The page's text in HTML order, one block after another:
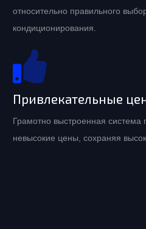
относительно правильного
кондиционирования.
Привлекательные
Грамотно выстроенная система
невысокие цены, сохраняя